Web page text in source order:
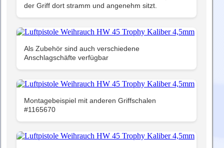
der Griff dort stramm und angenehm sitzt.
Als Zubehör sind auch verschiedene
Anschlagschäfte verfügbar
Montagebeispiel mit anderen Griffschalen
#1165670